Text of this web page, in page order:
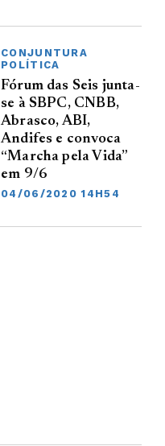
CONJUNTURA
POLÍTICA
Fórum das Seis junta-
se à SBPC, CNBB,
Abrasco, ABI,
Andifes e convoca
“Marcha pela Vida”
em 9/6
04/06/2020 14H54